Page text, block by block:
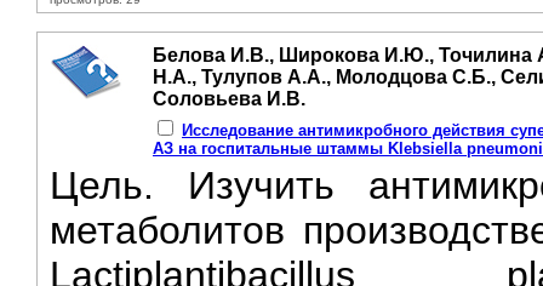
Белова И.В., Широкова И.Ю., Точилина
Н.А., Тулупов А.А., Молодцова С.Б.,
Соловьева И.В.
Исследование антимикробного действия
АЗ на госпитальные штаммы Klebsiella
Цель. Изучить
метаболитов